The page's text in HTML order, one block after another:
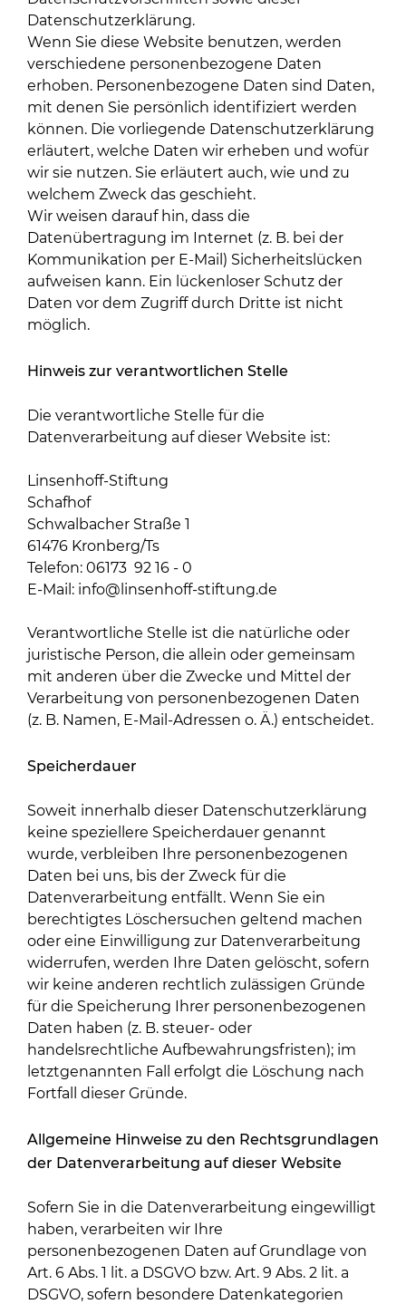
Datenschutzerklärung.
Wenn Sie diese Website benutzen, werden
verschiedene personenbezogene Daten
erhoben. Personenbezogene Daten sind Daten,
mit denen Sie persönlich identifiziert werden
können. Die vorliegende Datenschutzerklärung
erläutert, welche Daten wir erheben und wofür
wir sie nutzen. Sie erläutert auch, wie und zu
welchem Zweck das geschieht.
Wir weisen darauf hin, dass die
Datenübertragung im Internet (z. B. bei der
Kommunikation per E-Mail) Sicherheitslücken
aufweisen kann. Ein lückenloser Schutz der
Daten vor dem Zugriff durch Dritte ist nicht
möglich.
Hinweis zur verantwortlichen Stelle
Die verantwortliche Stelle für die
Datenverarbeitung auf dieser Website ist:
Linsenhoff-Stiftung
Schafhof
Schwalbacher Straße 1
61476 Kronberg/Ts
Telefon: 06173 92 16 - 0
E-Mail: info@linsenhoff-stiftung.de
Verantwortliche Stelle ist die natürliche oder
juristische Person, die allein oder gemeinsam
mit anderen über die Zwecke und Mittel der
Verarbeitung von personenbezogenen Daten
(z. B. Namen, E-Mail-Adressen o. Ä.) entscheidet.
Speicherdauer
Soweit innerhalb dieser Datenschutzerklärung
keine speziellere Speicherdauer genannt
wurde, verbleiben Ihre personenbezogenen
Daten bei uns, bis der Zweck für die
Datenverarbeitung entfällt. Wenn Sie ein
berechtigtes Löschersuchen geltend machen
oder eine Einwilligung zur Datenverarbeitung
widerrufen, werden Ihre Daten gelöscht, sofern
wir keine anderen rechtlich zulässigen Gründe
für die Speicherung Ihrer personenbezogenen
Daten haben (z. B. steuer- oder
handelsrechtliche Aufbewahrungsfristen); im
letztgenannten Fall erfolgt die Löschung nach
Fortfall dieser Gründe.
Allgemeine Hinweise zu den Rechtsgrundlagen
der Datenverarbeitung auf dieser Website
Sofern Sie in die Datenverarbeitung eingewilligt
haben, verarbeiten wir Ihre
personenbezogenen Daten auf Grundlage von
Art. 6 Abs. 1 lit. a DSGVO bzw. Art. 9 Abs. 2 lit. a
DSGVO, sofern besondere Datenkategorien